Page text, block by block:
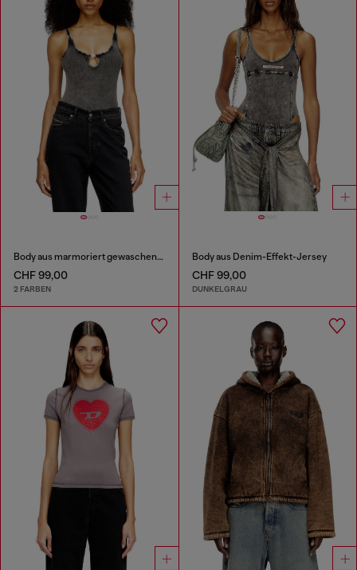
Body aus marmoriert gewaschenem Stretch-Baumwollstoff
CHF 99,00
2 FARBEN
Body aus Denim-Effekt-Jersey
CHF 99,00
DUNKELGRAU